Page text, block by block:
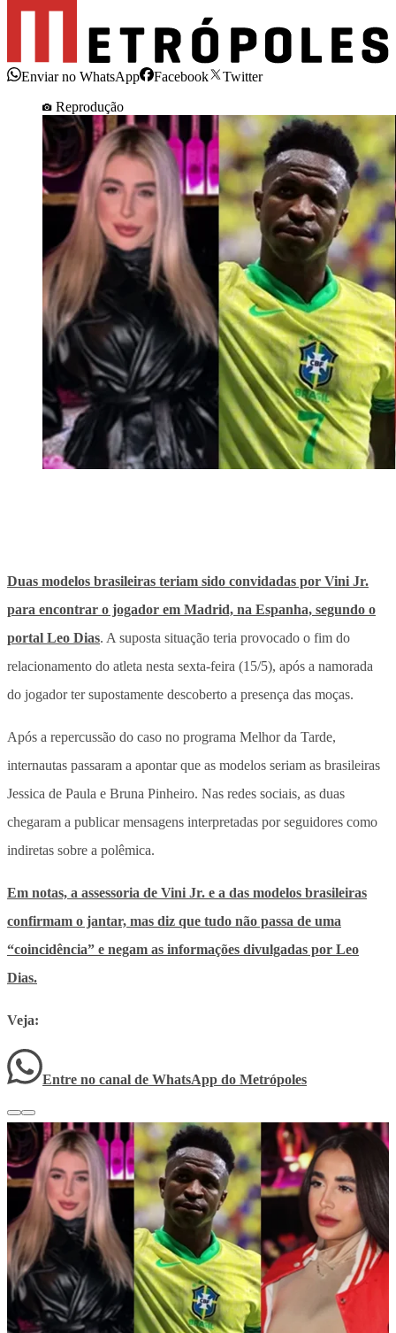
Enviar no WhatsApp Facebook
Twitter
Reprodução
Duas modelos brasileiras teriam sido convidadas por Vini Jr.
para encontrar o jogador em Madrid, na Espanha, segundo o
portal Leo Dias. A suposta situação teria provocado o fim do
relacionamento do atleta nesta sexta-feira (15/5), após a namorada
do jogador ter supostamente descoberto a presença das moças.
Após a repercussão do caso no programa Melhor da Tarde,
internautas passaram a apontar que as modelos seriam as brasileiras
Jessica de Paula e Bruna Pinheiro. Nas redes sociais, as duas
chegaram a publicar mensagens interpretadas por seguidores como
indiretas sobre a polêmica.
Em notas, a assessoria de Vini Jr. e a das modelos brasileiras
confirmam o jantar, mas diz que tudo não passa de uma
“coincidência” e negam as informações divulgadas por Leo
Dias.
Veja:
Entre no canal de WhatsApp do Metrópoles